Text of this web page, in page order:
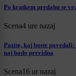
Po kratkem predahu se
Scena4 ure nazaj
Pazite, kaj boste
naj bodo previdna
Scena16 ur nazaj